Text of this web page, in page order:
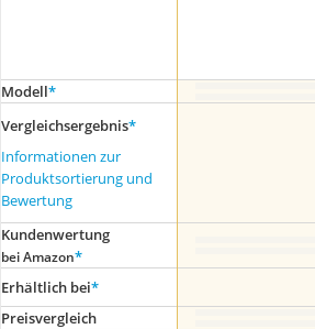
Modell*
Vergleichsergebnis*
Informationen zur
Produktsortierung und
Bewertung
Kundenwertung
bei Amazon*
Erhältlich bei*
Preis­vergleich